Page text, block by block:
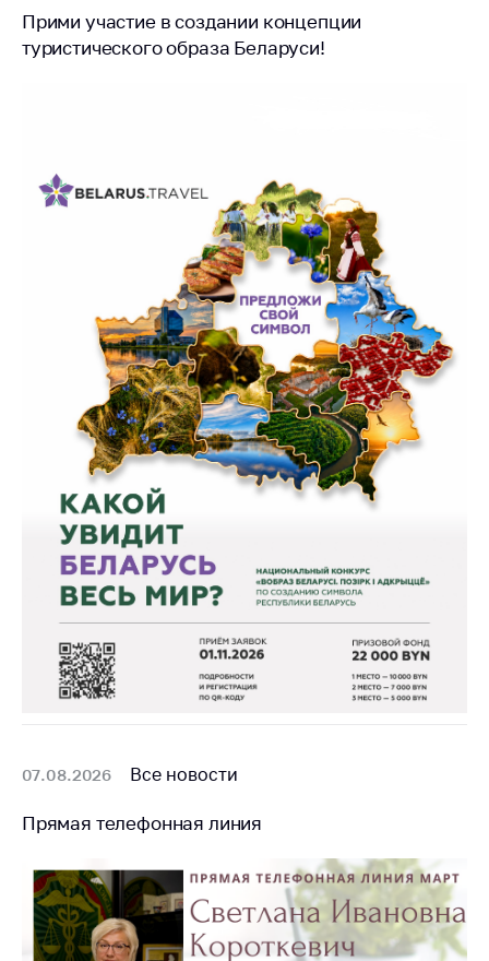
Соискателям
Награждения
Общественная
жизнь
Идеологическая
Официальные
геральдические
символы
5 лет МАРТ
Деятельность
Ценовая политика
Антимонопольное
регулирование и
конкуренция
Торговля и услуги
Регулирование и
контроль закупок
Защита прав
рекламной
Международное
Применение мер
нетарифного
регулирования
Прими участие в создании концепции
туристического образа Беларуси!
07.08.2026 Все новости
Прямая телефонная линия